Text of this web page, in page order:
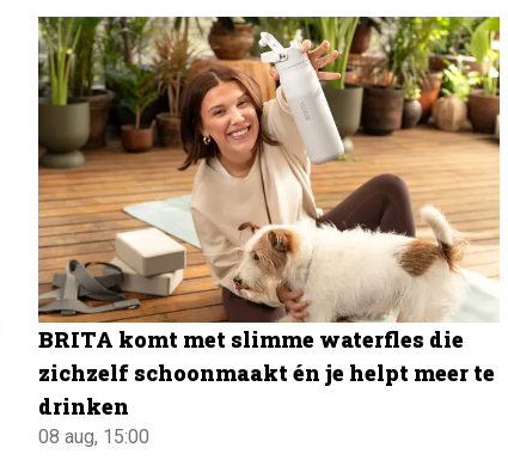
BRITA komt met slimme waterfles die
zichzelf schoonmaakt én je helpt meer te
drinken
08 aug, 15:00